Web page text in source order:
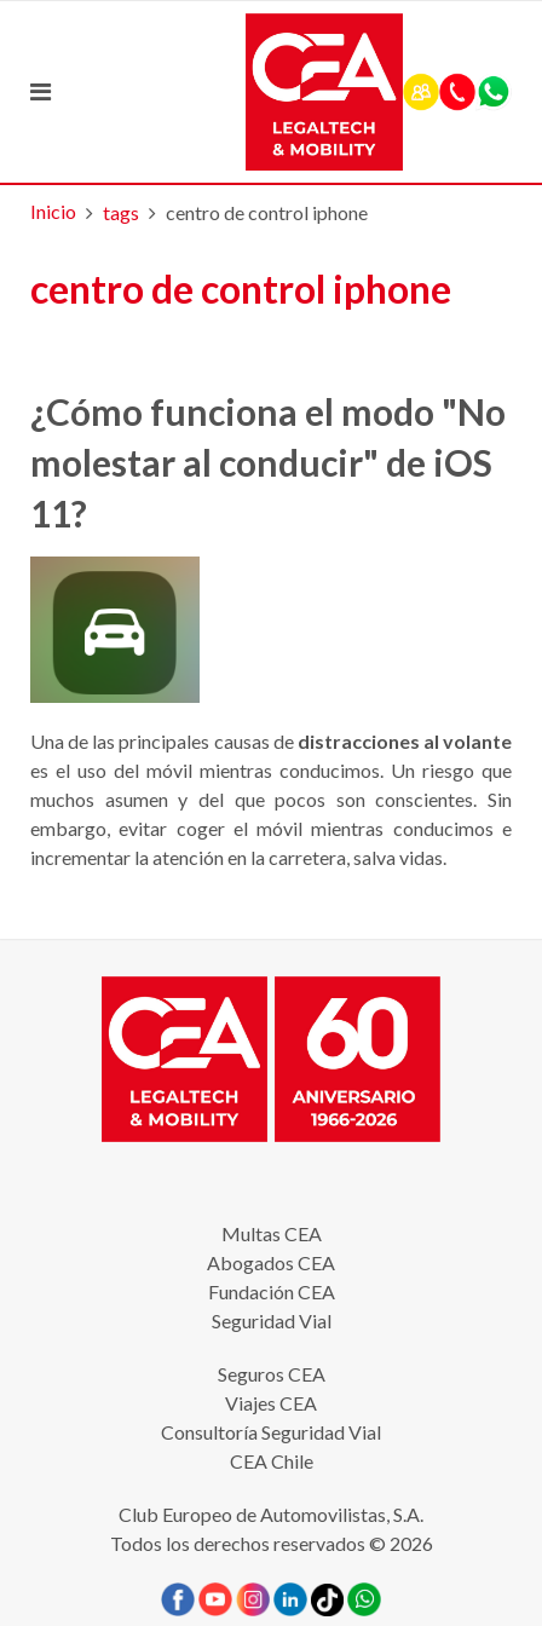
Inicio tags centro de control iphone
centro de control iphone
¿Cómo funciona el modo "No
molestar al conducir" de iOS
11?
Una de las principales causas de distracciones al volante
es el uso del móvil mientras conducimos. Un riesgo que
muchos asumen y del que pocos son conscientes. Sin
embargo, evitar coger el móvil mientras conducimos e
incrementar la atención en la carretera, salva vidas.
Multas CEA
Abogados CEA
Fundación CEA
Seguridad Vial
Seguros CEA
Viajes CEA
Consultoría Seguridad Vial
CEA Chile
Club Europeo de Automovilistas, S.A.
Todos los derechos reservados © 2026